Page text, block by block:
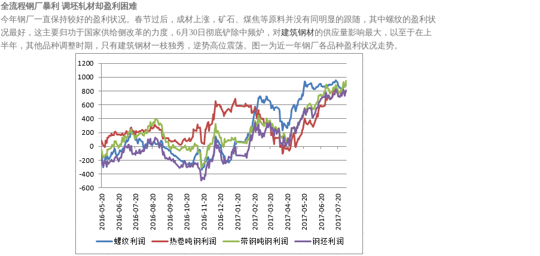
全流程钢厂暴利 调坯轧材却盈利困难
今年钢厂一直保持较好的盈利状况。春节过后，成材上涨，矿石、煤焦等原料并没有同明显的跟随，其中螺纹的盈利状
况最好，这主要归功于国家供给侧改革的力度，6月30日彻底铲除中频炉，对建筑钢材的供应量影响最大，以至于在上
半年，其他品种调整时期，只有建筑钢材一枝独秀，逆势高位震荡。图一为近一年钢厂各品种盈利状况走势。